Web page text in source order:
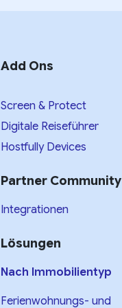
Add Ons
Screen & Protect
Digitale Reiseführer
Hostfully Devices
Partner Community
Integrationen
Lösungen
Nach Immobilientyp
Ferienwohnungs- und